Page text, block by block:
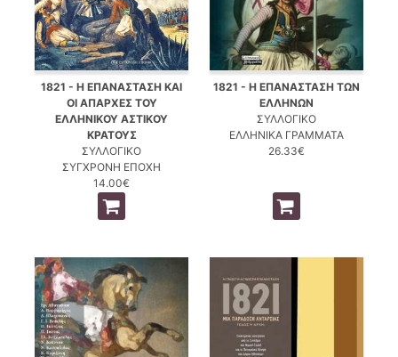
1821 - Η ΕΠΑΝΑΣΤΑΣΗ ΚΑΙ
ΟΙ ΑΠΑΡΧΕΣ ΤΟΥ
ΕΛΛΗΝΙΚΟΥ ΑΣΤΙΚΟΥ
ΚΡΑΤΟΥΣ
ΣΥΛΛΟΓΙΚΟ
ΣΥΓΧΡΟΝΗ ΕΠΟΧΗ
14.00€
1821 - Η ΕΠΑΝΑΣΤΑΣΗ ΤΩΝ
ΕΛΛΗΝΩΝ
ΣΥΛΛΟΓΙΚΟ
ΕΛΛΗΝΙΚΑ ΓΡΑΜΜΑΤΑ
26.33€